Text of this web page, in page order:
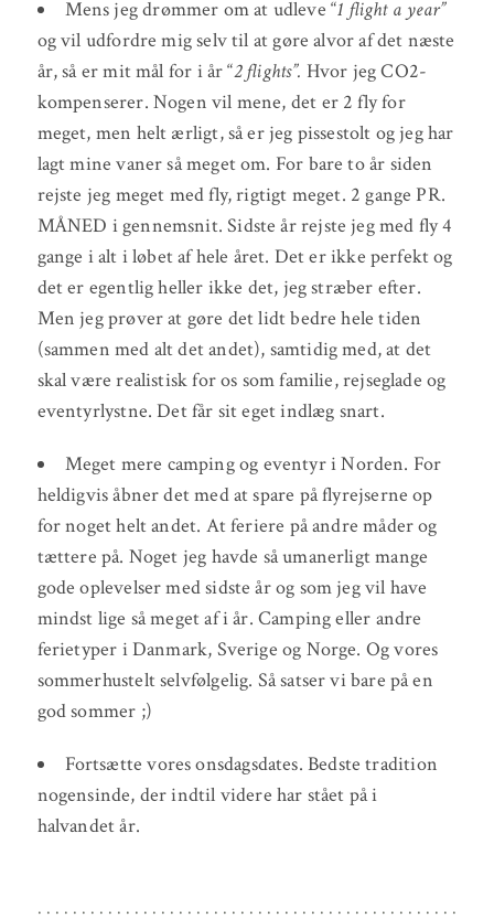
Mens jeg drømmer om at udleve “1 flight a year”
og vil udfordre mig selv til at gøre alvor af det næste
år, så er mit mål for i år “2 flights”. Hvor jeg CO2-
kompenserer. Nogen vil mene, det er 2 fly for
meget, men helt ærligt, så er jeg pissestolt og jeg har
lagt mine vaner så meget om. For bare to år siden
rejste jeg meget med fly, rigtigt meget. 2 gange PR.
MÅNED i gennemsnit. Sidste år rejste jeg med fly 4
gange i alt i løbet af hele året. Det er ikke perfekt og
det er egentlig heller ikke det, jeg stræber efter.
Men jeg prøver at gøre det lidt bedre hele tiden
(sammen med alt det andet), samtidig med, at det
skal være realistisk for os som familie, rejseglade og
eventyrlystne. Det får sit eget indlæg snart.
Meget mere camping og eventyr i Norden. For
heldigvis åbner det med at spare på flyrejserne op
for noget helt andet. At feriere på andre måder og
tættere på. Noget jeg havde så umanerligt mange
gode oplevelser med sidste år og som jeg vil have
mindst lige så meget af i år. Camping eller andre
ferietyper i Danmark, Sverige og Norge. Og vores
sommerhustelt selvfølgelig. Så satser vi bare på en
god sommer ;)
Fortsætte vores onsdagsdates. Bedste tradition
nogensinde, der indtil videre har stået på i
halvandet år.